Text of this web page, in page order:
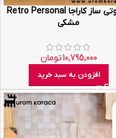
اسموتی ساز کاراجا Retro Personal
مشکی
10,795,000تومان
افزودن به سبد خرید